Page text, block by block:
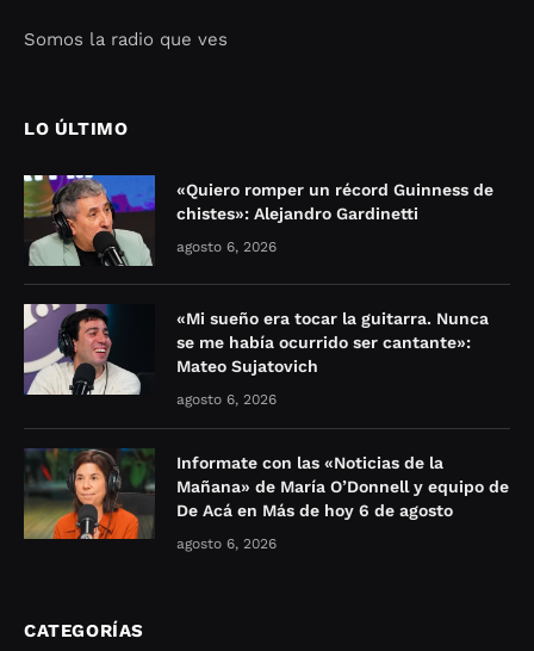
Somos la radio que ves
LO ÚLTIMO
«Quiero romper un récord Guinness de
chistes»: Alejandro Gardinetti
agosto 6, 2026
«Mi sueño era tocar la guitarra. Nunca
se me había ocurrido ser cantante»:
Mateo Sujatovich
agosto 6, 2026
Informate con las «Noticias de la
Mañana» de María O’Donnell y equipo de
De Acá en Más de hoy 6 de agosto
agosto 6, 2026
CATEGORÍAS